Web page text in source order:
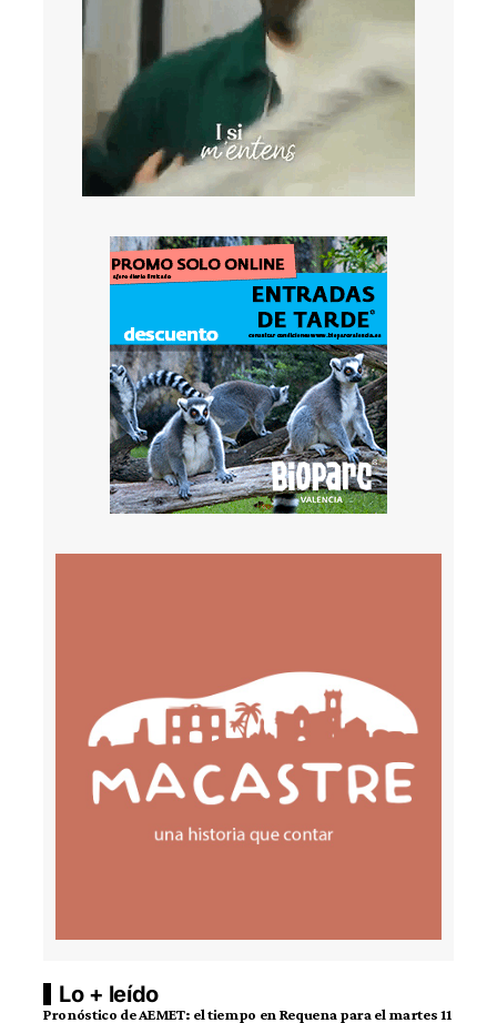
Lo + leído
Pronóstico de AEMET: el tiempo en Requena para el martes 11